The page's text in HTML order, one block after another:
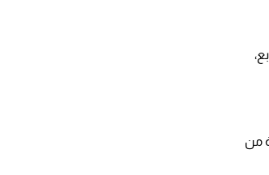
1.3 مليون متابع،
عرضية من